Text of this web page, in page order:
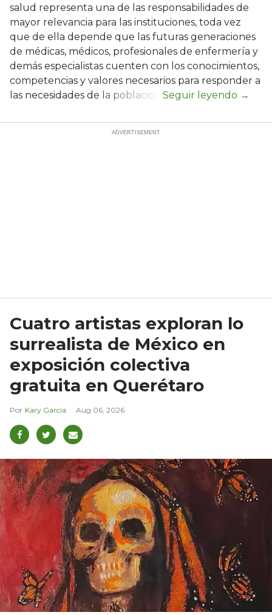
salud representa una de las responsabilidades de
mayor relevancia para las instituciones, toda vez
que de ella depende que las futuras generaciones
de médicas, médicos, profesionales de enfermería y
demás especialistas cuenten con los conocimientos,
competencias y valores necesarios para responder a
las necesidades de la población.
Cuatro artistas exploran lo
surrealista de México en
exposición colectiva
gratuita en Querétaro
Kary García Aug 06, 2026